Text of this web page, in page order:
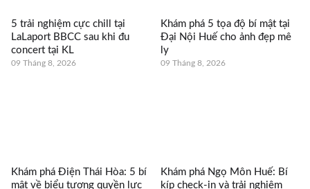
5 trải nghiệm cực chill tại
LaLaport BBCC sau khi đu
concert tại KL
09 Tháng 8, 2026
Khám phá 5 tọa độ bí mật tại
Đại Nội Huế cho ảnh đẹp mê
ly
09 Tháng 8, 2026
Khám phá Điện Thái Hòa: 5 bí
mật về biểu tượng quyền lực
Khám phá Ngọ Môn Huế: Bí
kíp check-in và trải nghiệm